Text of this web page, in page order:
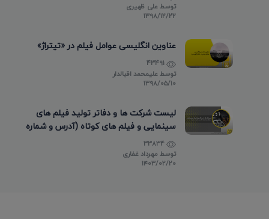
توسطعلی ظهیری
۱۳۹۸/۱۲/۲۲
عناوین انگلیسی عوامل فیلم در «تیتراژ»
توسطعلیمحمد اقبالدار
۱۳۹۸/۰۵/۱۰
لیست شرکت ها و دفاتر تولید فیلم های
سینمایی و فیلم های کوتاه (آدرس و شماره
تماس)
توسط مهرداد غفاری
۱۴۰۳/۰۲/۲۰